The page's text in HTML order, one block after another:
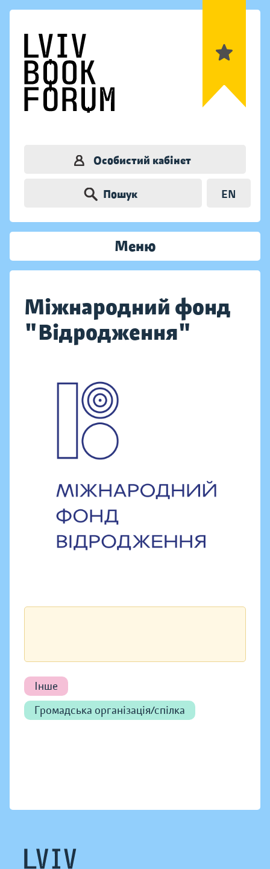
Особистий кабінет
Пошук EN
Меню
Міжнародний фонд
"Відродження"
Інше
Громадська організація/спілка